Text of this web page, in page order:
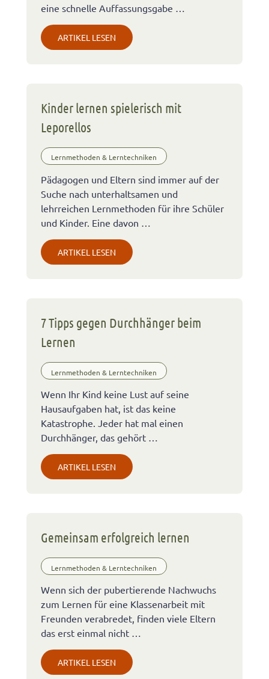
eine schnelle Auffassungsgabe …
ARTIKEL LESEN
Kinder lernen spielerisch mit
Leporellos
Lernmethoden & Lerntechniken
Pädagogen und Eltern sind immer auf der
Suche nach unterhaltsamen und
lehrreichen Lernmethoden für ihre Schüler
und Kinder. Eine davon …
ARTIKEL LESEN
7 Tipps gegen Durchhänger beim
Lernen
Lernmethoden & Lerntechniken
Wenn Ihr Kind keine Lust auf seine
Hausaufgaben hat, ist das keine
Katastrophe. Jeder hat mal einen
Durchhänger, das gehört …
ARTIKEL LESEN
Gemeinsam erfolgreich lernen
Lernmethoden & Lerntechniken
Wenn sich der pubertierende Nachwuchs
zum Lernen für eine Klassenarbeit mit
Freunden verabredet, finden viele Eltern
das erst einmal nicht …
ARTIKEL LESEN